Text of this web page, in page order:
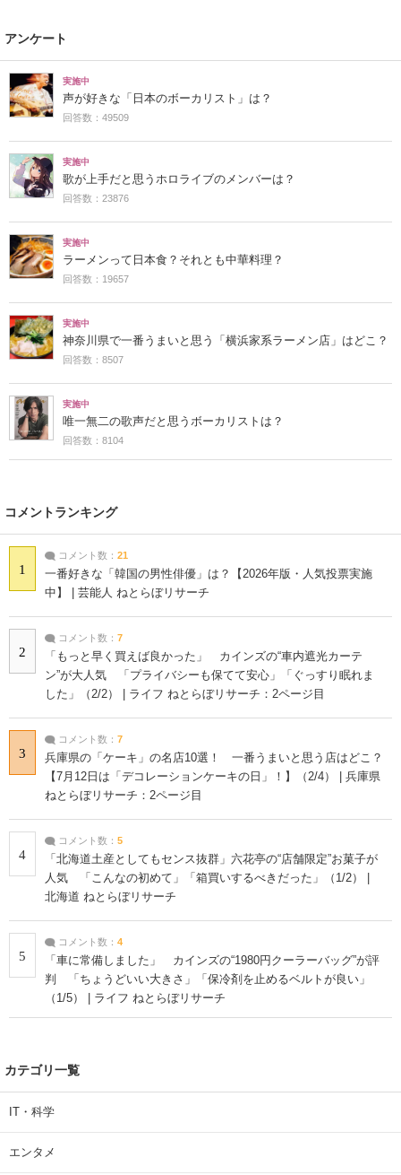
アンケート
実施中
声が好きな「日本のボーカリスト」は？
回答数：49509
実施中
歌が上手だと思うホロライブのメンバーは？
回答数：23876
実施中
ラーメンって日本食？それとも中華料理？
回答数：19657
実施中
神奈川県で一番うまいと思う「横浜家系ラーメン店」はどこ？
回答数：8507
実施中
唯一無二の歌声だと思うボーカリストは？
回答数：8104
コメントランキング
1
コメント数： 21
一番好きな「韓国の男性俳優」は？【2026年版・人気投票実施
中】 | 芸能人 ねとらぼリサーチ
2
コメント数： 7
「もっと早く買えば良かった」 カインズの“車内遮光カーテ
ン”が大人気 「プライバシーも保てて安心」「ぐっすり眠れま
した」（2/2） | ライフ ねとらぼリサーチ：2ページ目
3
コメント数： 7
兵庫県の「ケーキ」の名店10選！ 一番うまいと思う店はどこ？
【7月12日は「デコレーションケーキの日」！】（2/4） | 兵庫県
ねとらぼリサーチ：2ページ目
4
コメント数： 5
「北海道土産としてもセンス抜群」六花亭の“店舗限定”お菓子が
人気 「こんなの初めて」「箱買いするべきだった」（1/2） |
北海道 ねとらぼリサーチ
5
コメント数： 4
「車に常備しました」 カインズの“1980円クーラーバッグ”が評
判 「ちょうどいい大きさ」「保冷剤を止めるベルトが良い」
（1/5） | ライフ ねとらぼリサーチ
カテゴリ一覧
IT・科学
エンタメ